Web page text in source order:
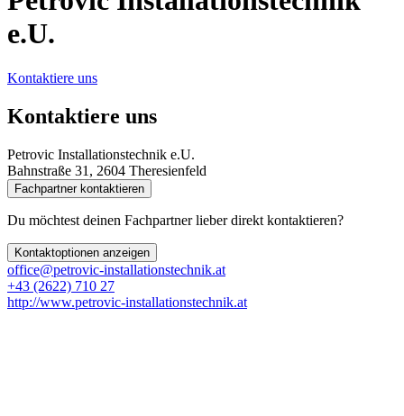
e.U.
Kontaktiere uns
Kontaktiere uns
Petrovic Installationstechnik e.U.
Bahnstraße 31, 2604 Theresienfeld
Fachpartner kontaktieren
Du möchtest deinen Fachpartner lieber direkt kontaktieren?
Kontaktoptionen anzeigen
office@petrovic-installationstechnik.at
+43 (2622) 710 27
http://www.petrovic-installationstechnik.at